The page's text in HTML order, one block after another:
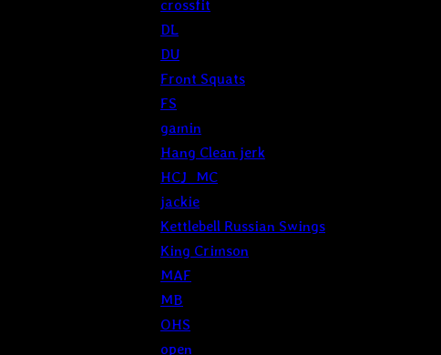
crossfit
DL
DU
Front Squats
FS
gamin
Hang Clean jerk
HCJ_MC
jackie
Kettlebell Russian Swings
King Crimson
MAF
MB
OHS
open